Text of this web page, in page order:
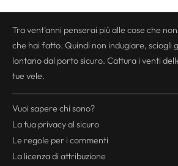
Tra vent'anni penserai più alle cose che
che hai fatto. Quindi non indugiare, sciogli
lontano dal porto sicuro. Cattura i venti
tue vele.
Vuoi sapere chi sono?
La tua privacyal sicuro
Le regole per i commenti
La licenza di attribuzione